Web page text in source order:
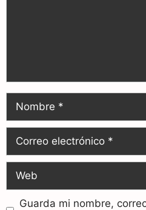
Guarda mi nombre,